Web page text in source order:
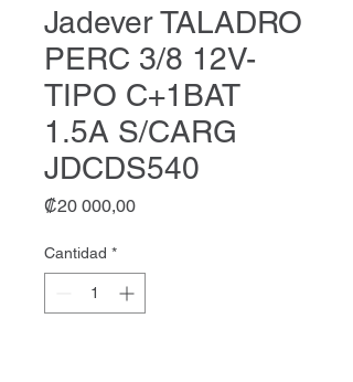
Jadever TALADRO
PERC 3/8 12V-
TIPO C+1BAT
1.5A S/CARG
JDCDS540
₡20 000,00Precio
Cantidad *